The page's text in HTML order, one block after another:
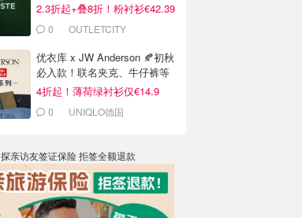
2.3折起+叠8折！粉衬衫€42.39
0
OUTLETCITY
优衣库 x JW Anderson 🍂初秋
必入款！联名夹克、牛仔裤等
4折起！薄荷绿衬衫仅€14.9
0 UNIQLO德国
探亲访友签证保险 拒签全额退款